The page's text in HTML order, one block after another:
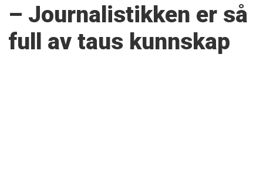
– Journalistikken er så
full av taus kunnskap